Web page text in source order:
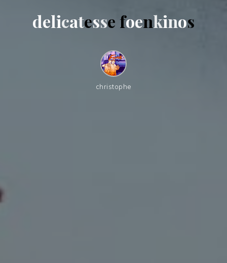
delicatesse foenkinos
christophe